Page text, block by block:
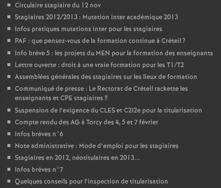
Circulaire stagiaire du 12 nov
Stagiaires 2012/2013 : Mutation inter académique 2013
Infos pratiques mutations inter pour les stagiaires
PAF : que pensez-vous de la formation continue à Créteil?
Info brève 5 : les projets du MEN pour la formation des enseignants
Lettre ouverte : droit à une vraie formation pour les T1/T2
Assemblées générales des stagiaires sur les lieux de formation
Communiqué de presse : Le Rectorat de Créteil rackette les
enseignants etCPE stagiaires !!
Suspension de l’exigence duCLESet C2I2e pour la titularisation
Compte rendu des AG à Torcy des 4, 5 et 7 février
Infos brèves n°6
Note administrative : Mode d’emploi pour les stagiaires
Stagiaires en 2012, néotitulaires en 2013...
Infos brèves n°7
Quelques conseils pour l’inspection de titularisation